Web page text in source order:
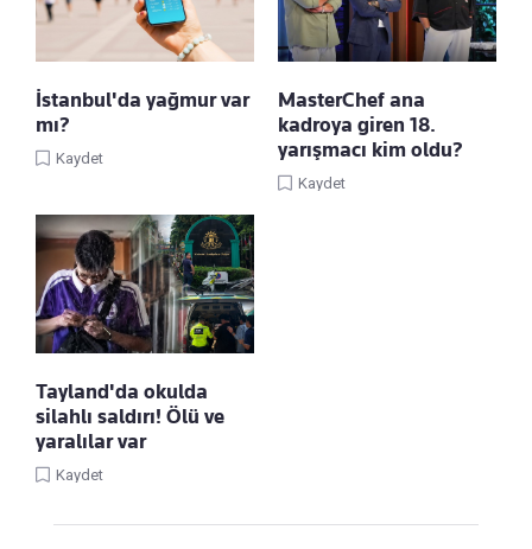
İstanbul'da yağmur var
mı?
Kaydet
MasterChef ana
kadroya giren 18.
yarışmacı kim oldu?
Kaydet
Tayland'da okulda
silahlı saldırı! Ölü ve
yaralılar var
Kaydet